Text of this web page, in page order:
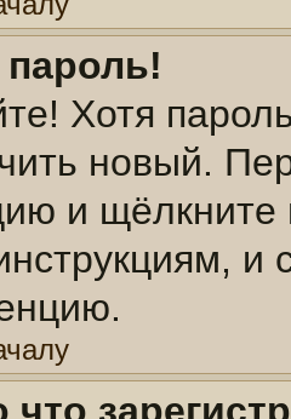
Хотя
новый.
и щёлкните
и